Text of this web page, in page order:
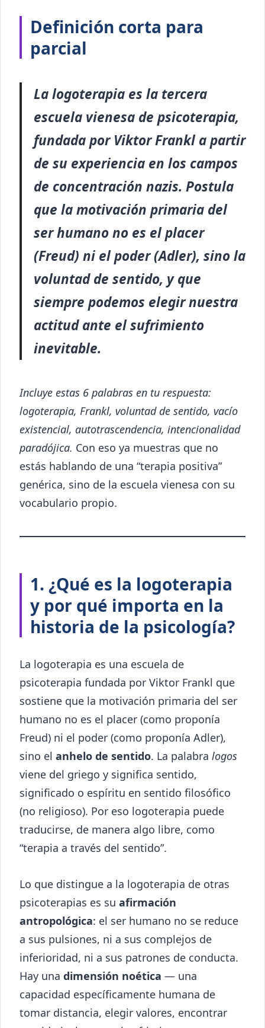
Definición corta para
parcial
La logoterapia es la tercera
escuela vienesa de psicoterapia,
fundada por Viktor Frankl a partir
de su experiencia en los campos
de concentración nazis. Postula
que la motivación primaria del
ser humano no es el placer
(Freud) ni el poder (Adler), sino la
voluntad de sentido, y que
siempre podemos elegir nuestra
actitud ante el sufrimiento
inevitable.
Incluye estas 6 palabras en tu respuesta:
logoterapia, Frankl, voluntad de sentido, vacío
existencial, autotrascendencia, intencionalidad
paradójica. Con eso ya muestras que no
estás hablando de una “terapia positiva”
genérica, sino de la escuela vienesa con su
vocabulario propio.
1. ¿Qué es la logoterapia
y por qué importa en la
historia de la psicología?
La logoterapia es una escuela de
psicoterapia fundada por Viktor Frankl que
sostiene que la motivación primaria del ser
humano no es el placer (como proponía
Freud) ni el poder (como proponía Adler),
sino el anhelo de sentido. La palabra logos
viene del griego y significa sentido,
significado o espíritu en sentido filosófico
(no religioso). Por eso logoterapia puede
traducirse, de manera algo libre, como
“terapia a través del sentido”.
Lo que distingue a la logoterapia de otras
psicoterapias es su afirmación
antropológica: el ser humano no se reduce
a sus pulsiones, ni a sus complejos de
inferioridad, ni a sus patrones de conducta.
Hay una dimensión noética — una
capacidad específicamente humana de
tomar distancia, elegir valores, encontrar